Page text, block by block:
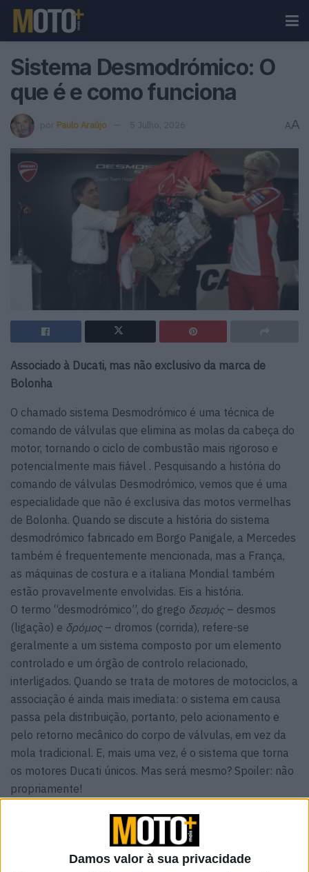
Damos valor à sua privacidade
Sistema Desmodrómico: O
que é e como funciona
por Paulo Araújo 5 Julho, 2026 AA
Associado à Ducati, mas não exclusivo da marca de
Bolonha
O chamado sistema Desmodrómico é uma técnica de
comando de válvulas que elimina as molas da cabeça do
motor, tornando o ciclo de combustão mais rigoroso e
potencialmente mais fiável . Pesquisando a história do
comando de válvulas Desmodrómico, vemos que é uma
especialidade que não é exclusiva das motos vermelhas
de Bolonha. Quando se discute a história do sistema
desmodrómico fabricado em Borgo Panigale, a Mercedes
também é frequentemente mencionada, mas a França,
as máquinas de costura e a italiana Mondial também
estão provavelmente envolvidas. Eis a história.
O termo “desmodrómico”, do grego δεσμός– desmos
(ligação) e δρόμος– dromos (corrida), refere-se
geralmente a um sistema composto por um elemento
controlado e um órgão de controlo relacionado,
interligados. Quando se trata de motores de motociclos, a
associação é ainda mais imediata: o sistema em causa
passa pela distribuição, portanto, pelo acionamento e
pelo retorno mecânico do corpo de válvulas, em vez da
mola tradicional. E, mais uma vez, é o sistema que torna
os motores Ducati únicos. Mas será mesmo? Spoiler: não
propriamente!
movem as válvulas, eliminando a mola que faz regressar
a válvula à sua sede nos sistemas “normais”.